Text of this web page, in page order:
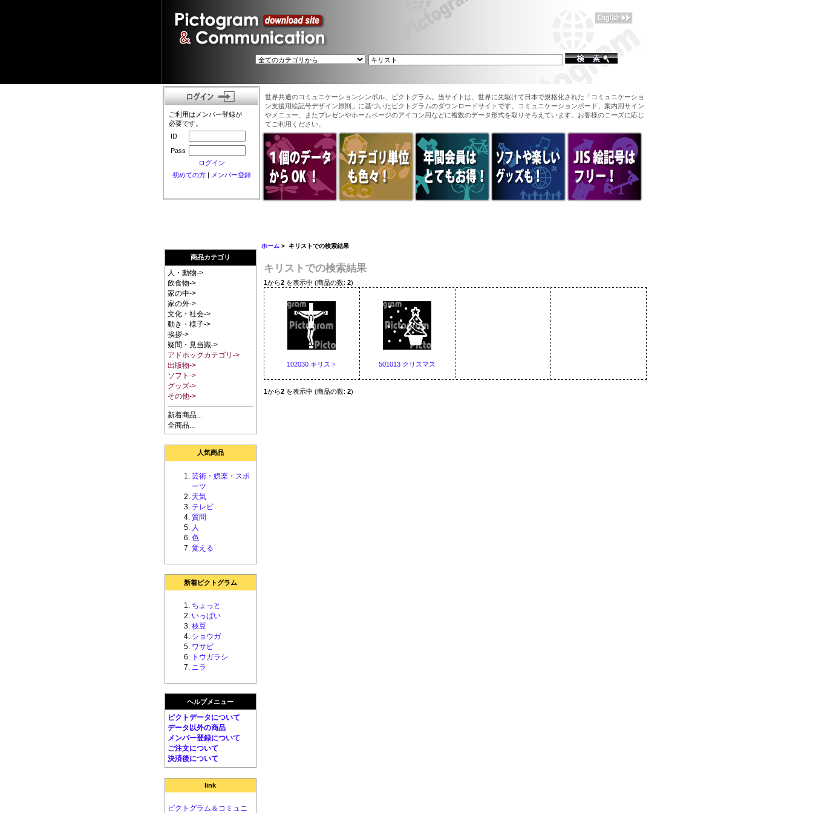
ご利用はメンバー登録が
必要です。
ID
Pass
ログイン
初めての方| メンバー登録
世界共通のコミュニケーションシンボル、ピクトグラム。当サイトは、世界に先駆けて日本で規格化された「コミュニケーショ
ン支援用絵記号デザイン原則」に基づいたピクトグラムのダウンロードサイトです。コミュニケーションボード、案内用サイン
やメニュー、またプレゼンやホームページのアイコン用などに複数のデータ形式を取りそろえています。お客様のニーズに応じ
てご利用ください。
商品カテゴリ
人・動物->
飲食物->
家の中->
家の外->
文化・社会->
動き・様子->
挨拶->
疑問・見当識->
アドホックカテゴリ->
出版物->
ソフト->
グッズ->
その他->
新着商品...
全商品...
人気商品
芸術・娯楽・スポ
ーツ
天気
テレビ
質問
人
色
覚える
新着ピクトグラム
ちょっと
いっぱい
枝豆
ショウガ
ワサビ
トウガラシ
ニラ
ヘルプメニュー
ピクトデータについて
データ以外の商品
メンバー登録について
ご注文について
決済後について
link
ピクトグラム＆コミュニ
ホーム > キリストでの検索結果
キリストでの検索結果
1から2を表示中 (商品の数: 2)
102030 キリスト 501013 クリスマス
1から2を表示中 (商品の数: 2)